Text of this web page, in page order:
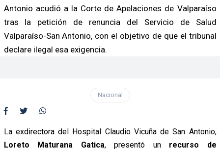
Antonio acudió a la Corte de Apelaciones de Valparaíso
tras la petición de renuncia del Servicio de Salud
Valparaíso-San Antonio, con el objetivo de que el tribunal
declare ilegal esa exigencia.
Nacional
La exdirectora del Hospital Claudio Vicuña de San Antonio,
Loreto Maturana Gatica, presentó un recurso de